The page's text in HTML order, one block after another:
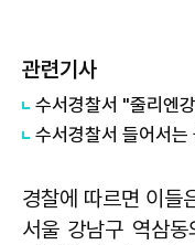
관련기사
수서경찰서 들어서는
경찰에 따르면 이들
서울 강남구 역삼